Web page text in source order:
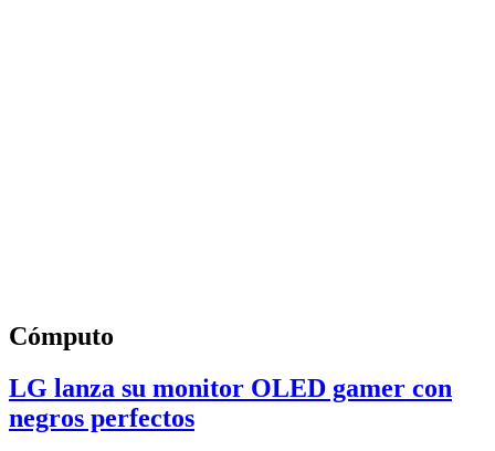
Cómputo
LG lanza su monitor OLED gamer con
negros perfectos